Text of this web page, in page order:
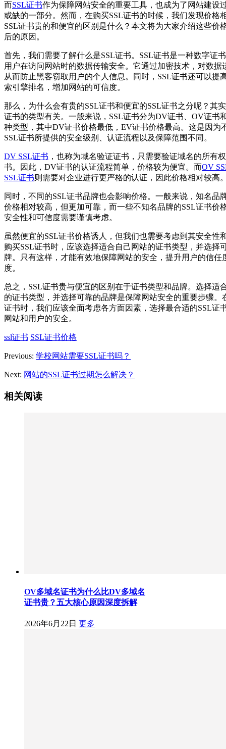
而SSL证书作为保障网站安全的重要工具，也成为了网站建设
或缺的一部分。然而，在购买SSL证书的时候，我们发现价格
SSL证书贵的和便宜的区别是什么？本文将为大家介绍这些价
后的原因。
首先，我们需要了解什么是SSL证书。SSL证书是一种数字证
用户在访问网站时的数据传输安全。它通过加密技术，对数据
从而防止黑客窃取用户的个人信息。同时，SSL证书还可以提
索引擎排名，增加网站的可信度。
那么，为什么会有贵的SSL证书和便宜的SSL证书之分呢？其
证书的类型有关。一般来说，SSL证书分为DV证书、OV证书
种类型，其中DV证书价格最低，EV证书价格最高。这是因为
SSL证书所提供的安全级别、认证流程以及保障范围不同。
DV SSL证书 ，也称为域名验证证书，只需要验证域名的所有
书。因此，DV证书的认证流程简单，价格较为便宜。而OV
SSL证书则需要对企业进行更严格的认证，因此价格相对较高
同时，不同的SSL证书品牌也会影响价格。一般来说，知名品
价格相对较高，但更加可靠，而一些不知名品牌的SSL证书价
安全性和可信度需要谨慎考虑。
虽然便宜的SSL证书价格诱人，但我们也需要考虑到其安全性
购买SSL证书时，应该选择适合自己网站的证书类型，并选择
牌。只有这样，才能有效地保障网站的安全，提升用户的信任
度。
总之，SSL证书贵与便宜的区别在于证书类型和品牌。选择适
的证书类型，并选择可靠的品牌是保障网站安全的重要步骤。
证书时，我们应该全面考虑各方面因素，选择最合适的SSL证
网站和用户的安全。
ssl证书 SSL证书价格
Previous: 学校网站需要SSL证书吗？
Next: 网站的SSL证书过期怎么解决？
相关阅读
OV多域名证书为什么比DV多域名
证书贵？五大核心原因深度拆解
2026年6月22日 更多